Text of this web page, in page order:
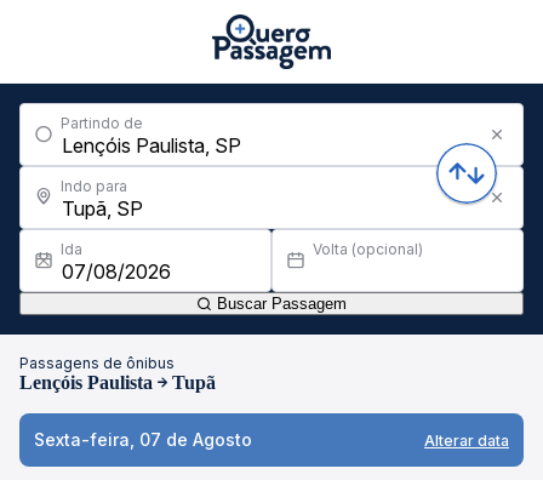
Partindo de
Indo para
Ida Volta (opcional)
Buscar Passagem
Passagens de ônibus
Lençóis Paulista Tupã
Sexta-feira, 07 de Agosto Alterar data